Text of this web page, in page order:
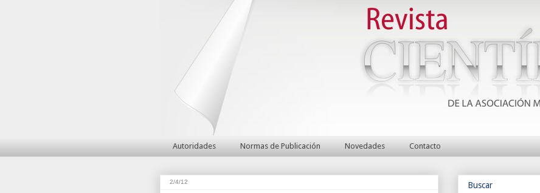
Autoridades Normas de Publicación Novedades Contacto
2/4/12 Buscar